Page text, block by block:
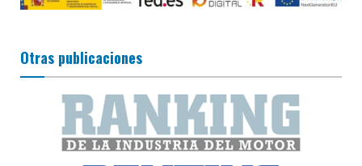
Otras publicaciones